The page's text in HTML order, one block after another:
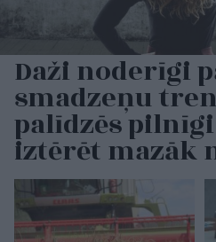
Daži noderīgi
smadzeņu
palīdzēs
iztērēt mazāk